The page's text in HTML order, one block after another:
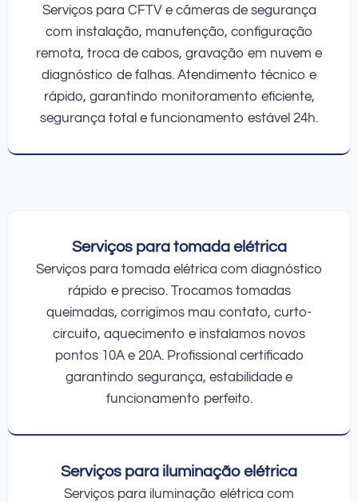
Serviços para CFTV e câmeras de segurança
com instalação, manutenção, configuração
remota, troca de cabos, gravação em nuvem e
diagnóstico de falhas. Atendimento técnico e
rápido, garantindo monitoramento eficiente,
segurança total e funcionamento estável 24h.
Serviços para tomada elétrica
Serviços para tomada elétrica com diagnóstico
rápido e preciso. Trocamos tomadas
queimadas, corrigimos mau contato, curto-
circuito, aquecimento e instalamos novos
pontos 10A e 20A. Profissional certificado
garantindo segurança, estabilidade e
funcionamento perfeito.
Serviços para iluminação elétrica
Serviços para iluminação elétrica com